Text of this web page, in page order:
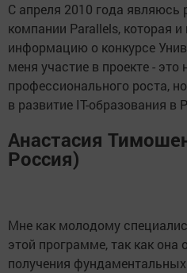
С апреля 2010 года являюсь
компании Parallels, которая
информацию о конкурсе
меня участие в проекте -
профессионального роста,
в развитие IT-образования в
Анастасия
Россия)
Мне как молодому
этой программе, так как она
получения